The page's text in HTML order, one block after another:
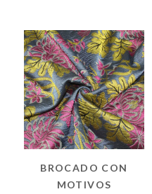
BROCADO CON
MOTIVOS